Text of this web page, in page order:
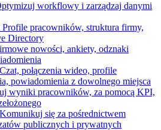
workflowy i zarządzaj danymi
Profile pracowników, struktura firmy,
Directory
nowości, ankiety, odznaki
Czat, połączenia wideo, profile
powiadomienia z dowolnego miejsca
wyniki pracowników, za pomocą KPI,
Komunikuj się za pośrednictwem
publicznych i prywatnych